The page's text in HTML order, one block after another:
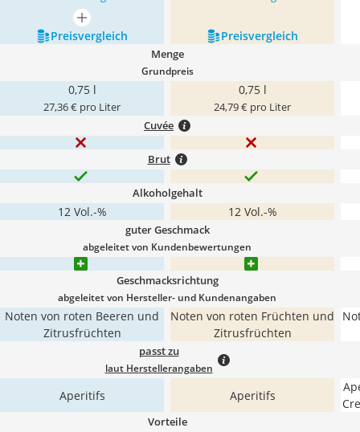
mehr anzeigen
Preis­vergleich
Preis­vergleich
Menge
Grundpreis
0,75 l
27,36 € pro Liter
0,75 l
24,79 € pro Liter
Cuvée
Brut
Alkoholgehalt
12 Vol.-% 12 Vol.-%
guter Geschmack
abgeleitet von Kundenbewertungen
Geschmacksrichtung
abgeleitet von Hersteller- und Kundenangaben
Noten von roten Beeren und
Zitrusfrüchten
Noten von roten Früchten und
Zitrusfrüchten
passt zu
laut Herstellerangaben
Aperitifs Aperitifs
Vorteile